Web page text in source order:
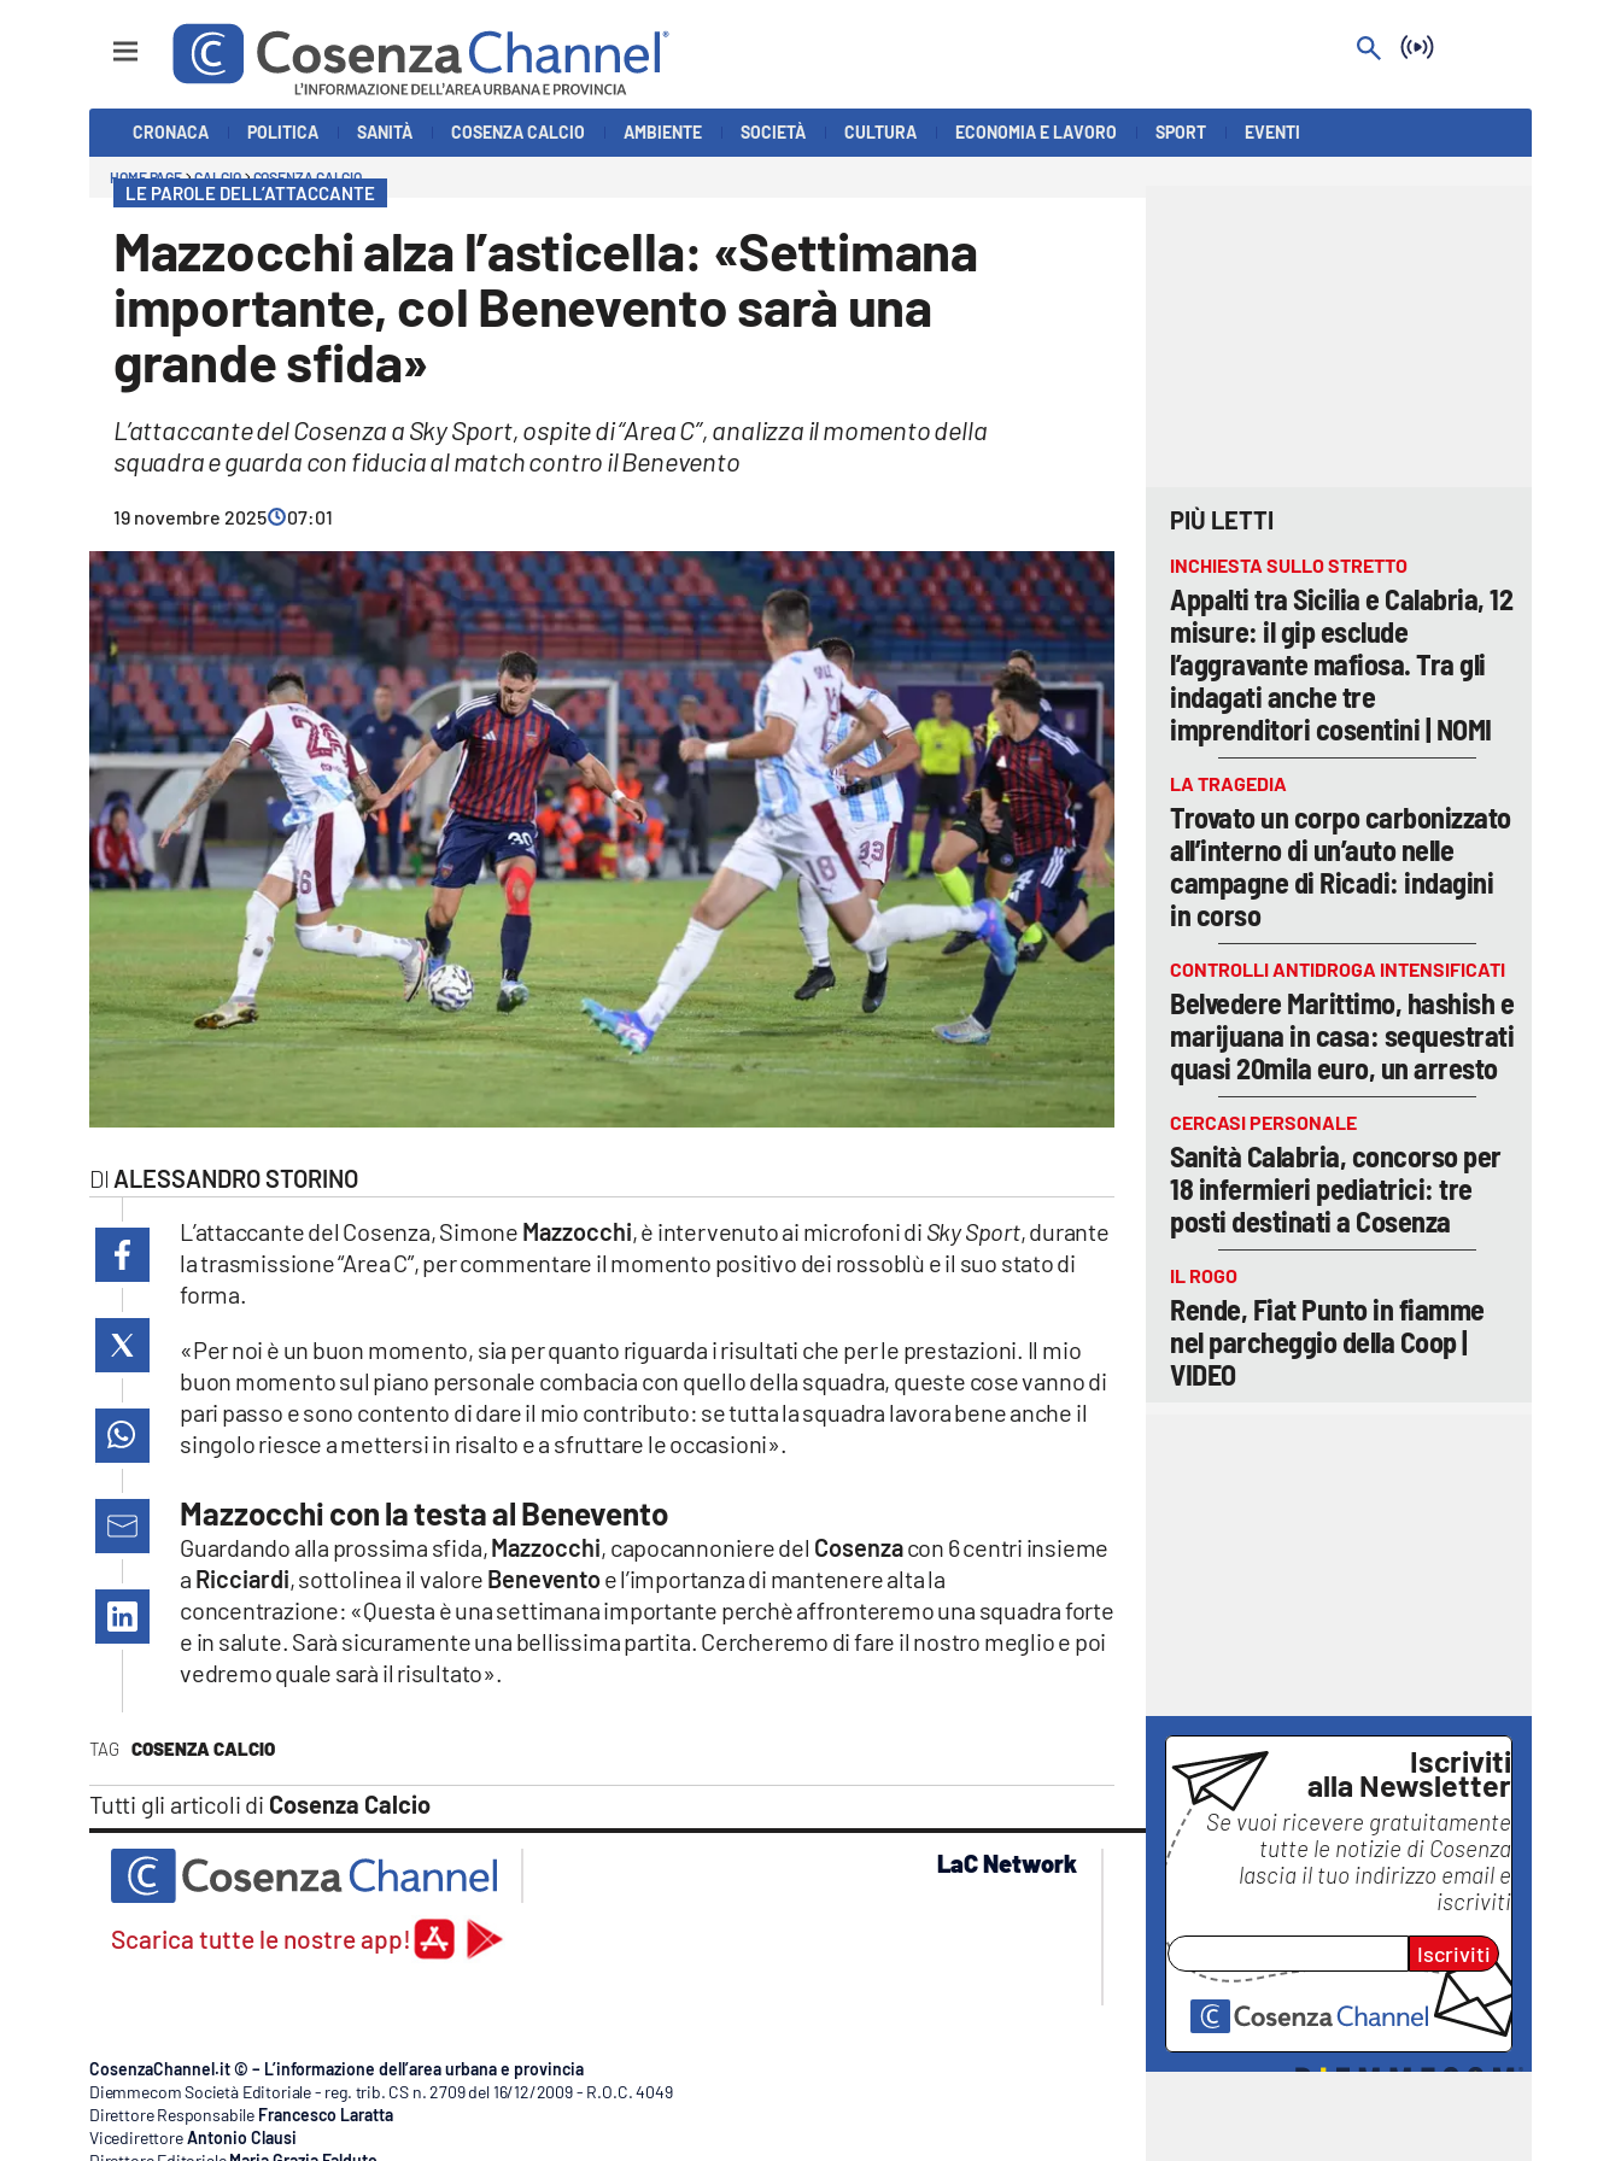
Economia e Lavoro
cosenzachannel.it
Vai
CRONACA POLITICA SANITÀ COSENZA CALCIO AMBIENTE SOCIETÀ CULTURA ECONOMIA E LAVORO SPORT EVENTI
HOME PAGE CALCIO COSENZA CALCIO
LE PAROLE DELL’ATTACCANTE
Mazzocchi alza l’asticella: «Settimana
importante, col Benevento sarà una
grande sfida»
L’attaccante del Cosenza a Sky Sport, ospite di “Area C”, analizza il momento della
squadra e guarda con fiducia al match contro il Benevento
19 novembre 2025 07:01
ALESSANDRO STORINO
TAG COSENZA CALCIO
Tutti gli articoli di Cosenza Calcio
L’attaccante del Cosenza, Simone Mazzocchi, è intervenuto ai microfoni di Sky Sport, durante
la trasmissione “Area C”, per commentare il momento positivo dei rossoblù e il suo stato di
forma.
«Per noi è un buon momento, sia per quanto riguarda i risultati che per le prestazioni. Il mio
buon momento sul piano personale combacia con quello della squadra, queste cose vanno di
pari passo e sono contento di dare il mio contributo: se tutta la squadra lavora bene anche il
singolo riesce a mettersi in risalto e a sfruttare le occasioni».
Mazzocchi con la testa al Benevento
Guardando alla prossima sfida,Mazzocchi, capocannoniere del Cosenzacon 6 centri insieme
a Ricciardi, sottolinea il valore Beneventoe l’importanza di mantenere alta la
concentrazione: «Questa è una settimana importante perchè affronteremo una squadra forte
e in salute. Sarà sicuramente una bellissima partita. Cercheremo di fare il nostro meglio e poi
vedremo quale sarà il risultato».
PIÙ LETTI
INCHIESTA SULLO STRETTO
Appalti tra Sicilia e Calabria, 12
misure: il gip esclude
l’aggravante mafiosa. Tra gli
indagati anche tre
imprenditori cosentini | NOMI
LA TRAGEDIA
Trovato un corpo carbonizzato
all’interno di un’auto nelle
campagne di Ricadi: indagini
in corso
CONTROLLI ANTIDROGA INTENSIFICATI
Belvedere Marittimo, hashish e
marijuana in casa: sequestrati
quasi 20mila euro, un arresto
CERCASI PERSONALE
Sanità Calabria, concorso per
18 infermieri pediatrici: tre
posti destinati a Cosenza
IL ROGO
Rende, Fiat Punto in fiamme
nel parcheggio della Coop |
VIDEO
Iscriviti
alla Newsletter
Se vuoi ricevere gratuitamente
tutte le notizie di Cosenza
lascia il tuo indirizzo email e
iscriviti
Iscriviti
Scarica tutte le nostre app!
LaC Network
lacplay.it
lacitymag.it
lacapitalenews.it
ilvibonese.it
catanzarochannel.it
CosenzaChannel.it © – L’informazione dell’area urbana e provincia
Diemmecom Società Editoriale - reg. trib. CS n. 2709 del 16/12/2009 - R.O.C. 4049
Direttore Responsabile Francesco Laratta
VicedirettoreAntonio Clausi